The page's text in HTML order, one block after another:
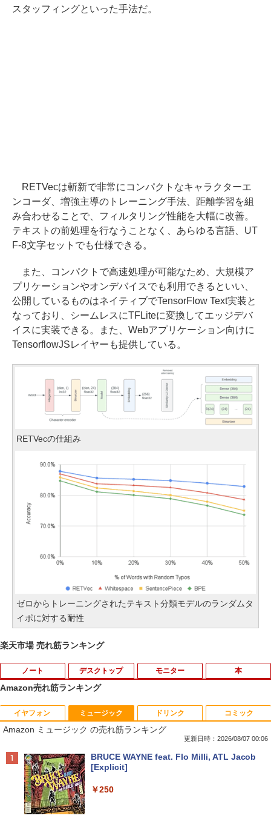
スタッフィングといった手法だ。
RETVecは斬新で非常にコンパクトなキャラクターエ
ンコーダ、増強主導のトレーニング手法、距離学習を組
み合わせることで、フィルタリング性能を大幅に改善。
テキストの前処理を行なうことなく、あらゆる言語、UT
F-8文字セットでも仕様できる。
また、コンパクトで高速処理が可能なため、大規模ア
プリケーションやオンデバイスでも利用できるといい、
公開しているものはネイティブでTensorFlow Text実装と
なっており、シームレスにTFLiteに変換してエッジデバ
イスに実装できる。また、Webアプリケーション向けに
TensorflowJSレイヤーも提供している。
RETVecの仕組み
ゼロからトレーニングされたテキスト分類モデルのランダムタ
イポに対する耐性
楽天市場 売れ筋ランキング
ノート
1
【期間限定★新品無線マウス付】中古ノ
ートパソコン Windows11 Office2019搭
載 15.6型 テンキー付き Celeron 第8世代
28GB～1TB Webカメラ DVD 無線LAN
店長おまかせPC 初期設定済 送料無料
デスクトップ
1
ポイント10倍 中古パソコン デスクトッ
プパソコン Windows 11【Office付】
【Windows 11 Pro 64Bit搭載】DELL O
D 120GB/DVD-ROM/送料無料【オプショ
ン色々有】
￥24,800
モニター 本
1
アンダーニンジャ（18） 【電子書籍】[
花沢健吾 ]
￥792
Amazon売れ筋ランキング
イヤフォン
Anker Soundcore P40i オフホワイト
ミュージック
Amazon ミュージック の売れ筋ランキング
更新日時：2026/08/07 00:06
BRUCE WAYNE feat. Flo Milli, ATL Jacob
[Explicit]
￥250
ドリンク コミック